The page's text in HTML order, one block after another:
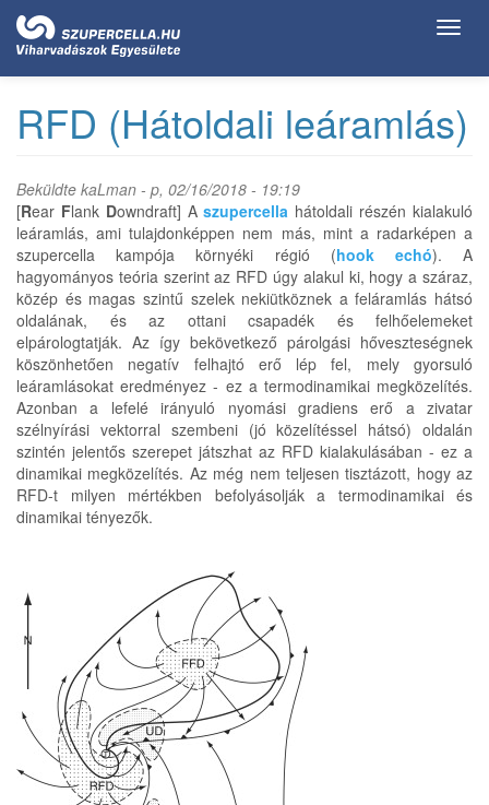
Ugrás
tartalomra
RFD (Hátoldali leáramlás)
Beküldte kaLman - p, 02/16/2018 - 19:19
[Rear Flank Downdraft] Aszupercella hátoldali részén kialakuló
leáramlás, ami tulajdonképpen nem más, mint a radarképen a
szupercella kampója környéki régió (hook echó). A
hagyományos teória szerint az RFD úgy alakul ki, hogy a száraz,
közép és magas szintű szelek nekiütköznek a feláramlás hátsó
oldalának, és az ottani csapadék és felhőelemeket
elpárologtatják. Az így bekövetkező párolgási hőveszteségnek
köszönhetően negatív felhajtó erő lép fel, mely gyorsuló
leáramlásokat eredményez - ez a termodinamikai megközelítés.
Azonban a lefelé irányuló nyomási gradiens erő a zivatar
szélnyírási vektorral szembeni (jó közelítéssel hátsó) oldalán
szintén jelentős szerepet játszhat az RFD kialakulásában - ez a
dinamikai megközelítés. Az még nem teljesen tisztázott, hogy az
RFD-t milyen mértékben befolyásolják a termodinamikai és
dinamikai tényezők.